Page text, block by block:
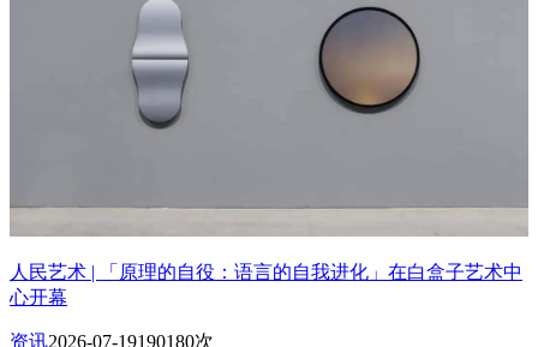
人民艺术 | 「原理的自役：语言的自我进化」在白盒子艺术中
心开幕
资讯2026-07-19190180次